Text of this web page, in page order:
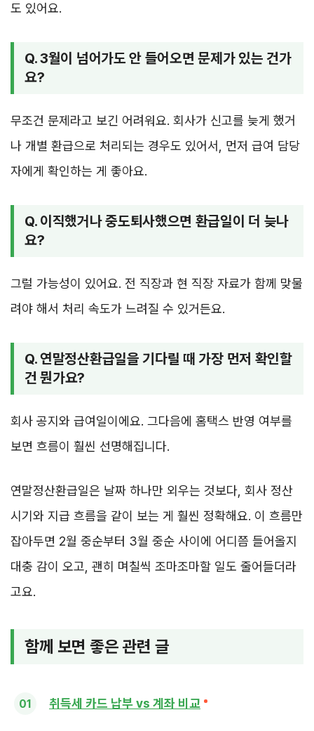
도 있어요.
Q. 3월이 넘어가도 안 들어오면 문제가 있는 건가
요?
무조건 문제라고 보긴 어려워요. 회사가 신고를 늦게 했거
나 개별 환급으로 처리되는 경우도 있어서, 먼저 급여 담당
자에게 확인하는 게 좋아요.
Q. 이직했거나 중도퇴사했으면 환급일이 더 늦나
요?
그럴 가능성이 있어요. 전 직장과 현 직장 자료가 함께 맞물
려야 해서 처리 속도가 느려질 수 있거든요.
Q. 연말정산환급일을 기다릴 때 가장 먼저 확인할
건 뭔가요?
회사 공지와 급여일이에요. 그다음에 홈택스 반영 여부를
보면 흐름이 훨씬 선명해집니다.
연말정산환급일은 날짜 하나만 외우는 것보다, 회사 정산
시기와 지급 흐름을 같이 보는 게 훨씬 정확해요. 이 흐름만
잡아두면 2월 중순부터 3월 중순 사이에 어디쯤 들어올지
대충 감이 오고, 괜히 며칠씩 조마조마할 일도 줄어들더라
고요.
함께 보면 좋은 관련 글
취득세 카드 납부 vs 계좌 비교